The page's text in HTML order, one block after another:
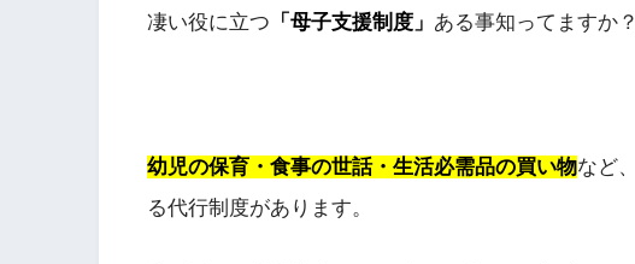
凄い役に立つ 「母子支援制度」 ある事知ってますか？
幼児の保育・食事の世話・生活必需品の買い物など、
る代行制度があります。